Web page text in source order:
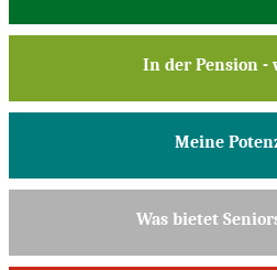
In der Pension -
Meine
Was bietet